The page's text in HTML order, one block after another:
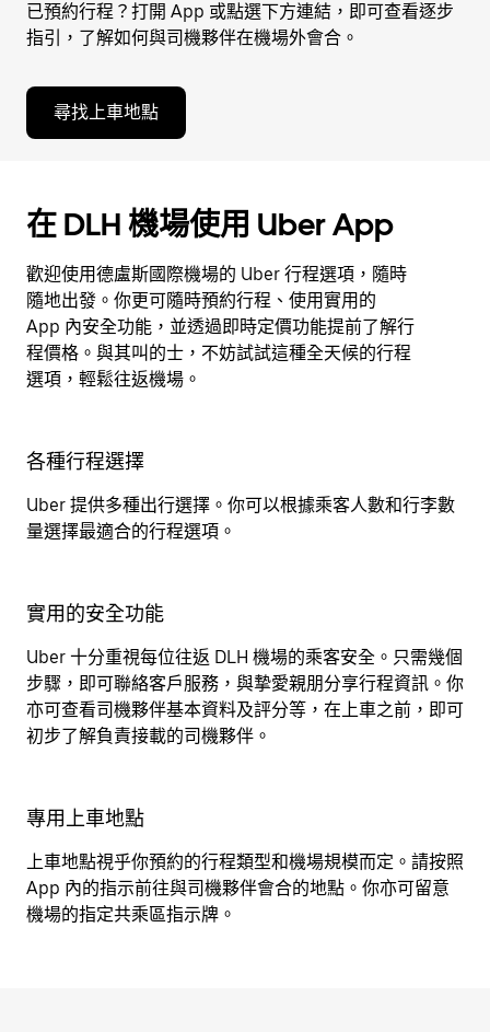
已預約行程？打開 App 或點選下方連結，即可查看逐步
指引，了解如何與司機夥伴在機場外會合。
尋找上車地點
在 DLH 機場使用 Uber App
歡迎使用德盧斯國際機場的 Uber 行程選項，隨時
隨地出發。你更可隨時預約行程、使用實用的
App 內安全功能，並透過即時定價功能提前了解行
程價格。與其叫的士，不妨試試這種全天候的行程
選項，輕鬆往返機場。
各種行程選擇
Uber 提供多種出行選擇。你可以根據乘客人數和行李數
量選擇最適合的行程選項。
實用的安全功能
Uber 十分重視每位往返 DLH 機場的乘客安全。只需幾個
步驟，即可聯絡客戶服務，與摯愛親朋分享行程資訊。你
亦可查看司機夥伴基本資料及評分等，在上車之前，即可
初步了解負責接載的司機夥伴。
專用上車地點
上車地點視乎你預約的行程類型和機場規模而定。請按照
App 內的指示前往與司機夥伴會合的地點。你亦可留意
機場的指定共乘區指示牌。